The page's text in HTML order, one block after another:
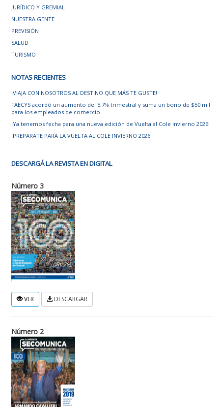
JURÍDICO Y GREMIAL
NUESTRA GENTE
PREVISIÓN
SALUD
TURISMO
NOTAS RECIENTES
¡VIAJA CON NOSOTROS AL DESTINO QUE MÁS TE GUSTE!
FAECYS acordó un aumento del 5,7% trimestral y suma un bono de $50 mil
para los empleados de comercio
¡Ya tenemos fecha para una nueva edición de Vuelta al Cole invierno 2026!
¡PREPARATE PARA LA VUELTA AL COLE INVIERNO 2026!
DESCARGÁ LA REVISTA EN DIGITAL
Número 3
VER DESCARGAR
Número 2